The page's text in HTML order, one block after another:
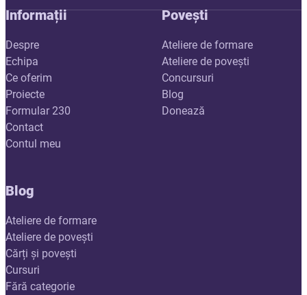
Informații
Despre
Echipa
Ce oferim
Proiecte
Formular 230
Contact
Contul meu
Povești
Ateliere de formare
Ateliere de povești
Concursuri
Blog
Donează
Blog
Ateliere de formare
Ateliere de povești
Cărți și povești
Cursuri
Fără categorie